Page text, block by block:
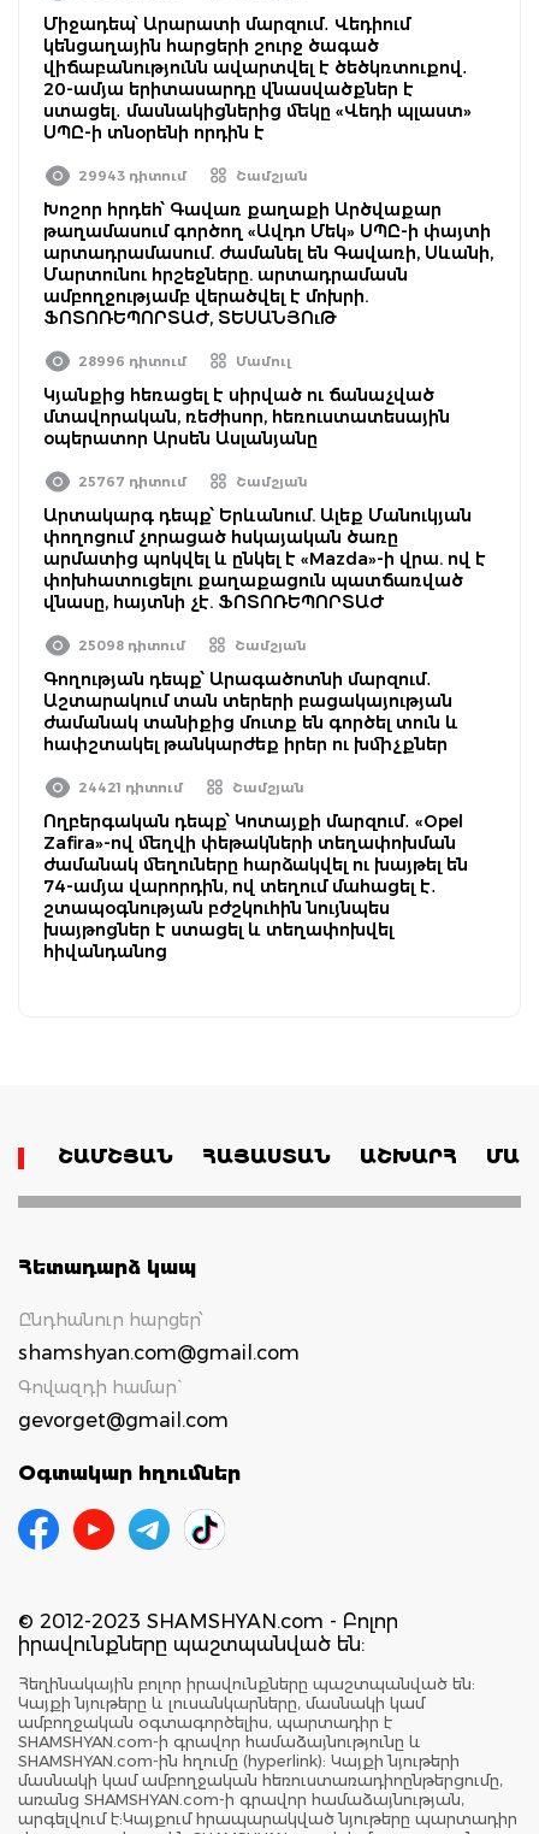
Միջադեպ՝ Արարատի մարզում․ Վեդիում
կենցաղային հարցերի շուրջ ծագած
վիճաբանությունն ավարտվել է ծեծկռտուքով․
20-ամյա երիտասարդը վնասվածքներ է
ստացել․ մասնակիցներից մեկը «Վեդի պլաստ»
ՍՊԸ-ի տնօրենի որդին է
29943 դիտում Շամշյան
Խոշոր հրդեհ՝ Գավառ քաղաքի Արծվաքար
թաղամասում գործող «Ավդո Մեկ» ՍՊԸ-ի փայտի
արտադրամասում. ժամանել են Գավառի, Սևանի,
Մարտունու հրշեջները. արտադրամասն
ամբողջությամբ վերածվել է մոխրի.
ՖՈՏՈՌԵՊՈՐՏԱԺ, ՏԵՍԱՆՅՈւԹ
28996 դիտում Մամուլ
Կյանքից հեռացել է սիրված ու ճանաչված
մտավորական, ռեժիսոր, հեռուստատեսային
օպերատոր Արսեն Ասլանյանը
25767 դիտում Շամշյան
Արտակարգ դեպք՝ Երևանում. Ալեք Մանուկյան
փողոցում չորացած հսկայական ծառը
արմատից պոկվել և ընկել է «Mazda»-ի վրա. ով է
փոխհատուցելու քաղաքացուն պատճառված
վնասը, հայտնի չէ. ՖՈՏՈՌԵՊՈՐՏԱԺ
25098 դիտում Շամշյան
Գողության դեպք՝ Արագածոտնի մարզում․
Աշտարակում տան տերերի բացակայության
ժամանակ տանիքից մուտք են գործել տուն և
հափշտակել թանկարժեք իրեր ու խմիչքներ
24421 դիտում Շամշյան
Ողբերգական դեպք՝ Կոտայքի մարզում․ «Opel
Zafira»-ով մեղվի փեթակների տեղափոխման
ժամանակ մեղուները հարձակվել ու խայթել են
74-ամյա վարորդին, ով տեղում մահացել է․
շտապօգնության բժշկուհին նույնպես
խայթոցներ է ստացել և տեղափոխվել
հիվանդանոց
ՇԱՄՇՅԱՆ ՀԱՅԱՍՏԱՆ ԱՇԽԱՐՀ
Հետադարձ կապ
Ընդհանուր հարցեր՝
shamshyan.com@gmail.com
Գովազդի համար`
gevorget@gmail.com
Օգտակար հղումներ
© 2012-2023 SHAMSHYAN.com - Բոլոր
իրավունքները պաշտպանված են:
Հեղինակային բոլոր իրավունքները պաշտպանված են:
Կայքի նյութերը և լուսանկարները, մասնակի կամ
ամբողջական օգտագործելիս, պարտադիր է
SHAMSHYAN.com-ի գրավոր համաձայնությունը և
SHAMSHYAN.com-ին հղումը (hyperlink): Կայքի նյութերի
մասնակի կամ ամբողջական հեռուստառադիոընթերցումը,
առանց SHAMSHYAN.com-ի գրավոր համաձայնության,
արգելվում է:Կայքում հրապարակված նյութերը պարտադիր